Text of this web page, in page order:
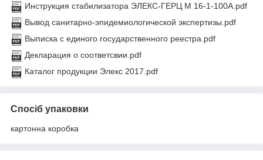
Инструкция стабилизатора ЭЛЕКС-ГЕРЦ М 16-1-100A.pdf
Вывод санитарно-эпидемиологической экспертизы.pdf
Выписка с единого государственного реестра.pdf
Декларация о соответсвии.pdf
Каталог продукции Элекс 2017.pdf
Спосіб упаковки
картонна коробка